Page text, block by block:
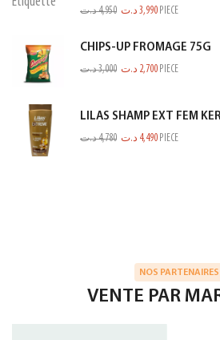
4,950د.ت 3,990 د.ت PIECE
CHIPS-UP FROMAGE 75G
3,000د.ت 2,700 د.ت PIECE
4,780د.ت 4,490 د.ت PIECE
NOS PARTENAIRES
VENTE PAR